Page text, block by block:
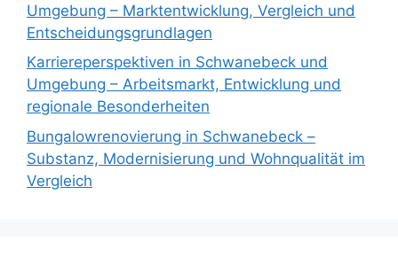
Umgebung – Marktentwicklung, Vergleich und
Entscheidungsgrundlagen
Karriereperspektiven in Schwanebeck und
Umgebung – Arbeitsmarkt, Entwicklung und
regionale Besonderheiten
Bungalowrenovierung in Schwanebeck –
Substanz, Modernisierung und Wohnqualität im
Vergleich